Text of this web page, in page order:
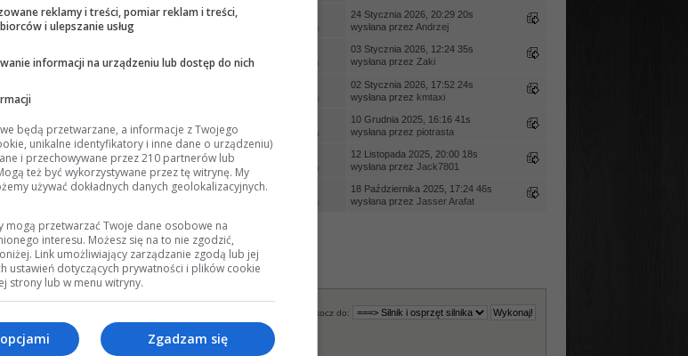
12063 Wyświetleń
24 Stycznia 2026, 20:29 20s
wysłana przez Andrzej
90907 Wyświetleń
03 Stycznia 2026, 12:24 35s
wysłana przez Zaki
30892 Wyświetleń
02 Stycznia 2026, 17:52 24s
wysłana przez kmtaxi
30875 Wyświetleń
10 Grudnia 2025, 16:16 41s
wysłana przez piotrasta
35927 Wyświetleń
12 Listopada 2025, 20:00 18s
wysłana przez Jack7801
3 Odpowiedzi
46765 Wyświetleń
18 Października 2025, 17:24 46s
wysłana przez Jasser Arafat
problem z...» Silnik i osprzęt silnika
Skocz do:
reklamy i treści, pomiar reklam i treści,
i ulepszanie usług
informacji na urządzeniu lub dostęp do nich
będą przetwarzane, a informacje z Twojego
unikalne identyfikatory i inne dane o urządzeniu)
i przechowywane przez 210 partnerów lub
też być wykorzystywane przez tę witrynę. My
używać dokładnych danych geolokalizacyjnych.
mogą przetwarzać Twoje dane osobowe na
interesu. Możesz się na to nie zgodzić,
Link umożliwiający zarządzanie zgodą lub jej
ustawień dotyczących prywatności i plików cookie
strony lub w menu witryny.
Zgadzam się